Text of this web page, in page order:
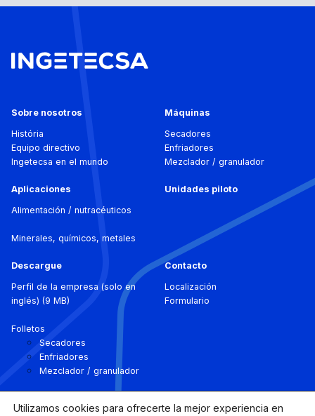
Sobre nosotros
História
Equipo directivo
Ingetecsa en el mundo
Máquinas
Secadores
Enfriadores
Mezclador / granulador
Aplicaciones
Alimentación / nutracéuticos
Minerales, químicos, metales
Unidades piloto
Descargue
Perfil de la empresa (solo en
inglés) (9 MB)
Folletos
Secadores
Enfriadores
Mezclador / granulador
Contacto
Localización
Formulario
Utilizamos cookies para ofrecerte la mejor experiencia en